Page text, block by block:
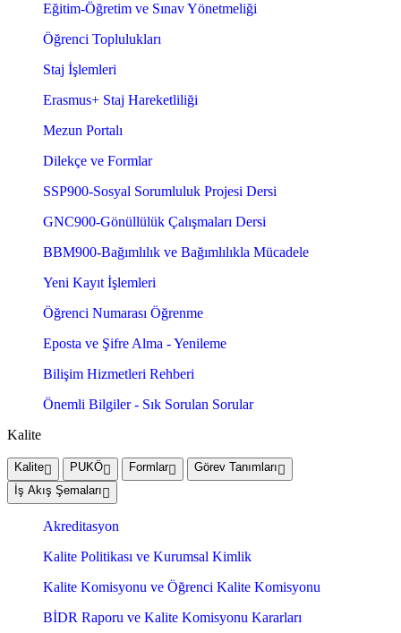
Eğitim-Öğretim ve Sınav Yönetmeliği
Öğrenci Toplulukları
Staj İşlemleri
Erasmus+ Staj Hareketliliği
Mezun Portalı
Dilekçe ve Formlar
SSP900-Sosyal Sorumluluk Projesi Dersi
GNC900-Gönüllülük Çalışmaları Dersi
BBM900-Bağımlılık ve Bağımlılıkla Mücadele
Yeni Kayıt İşlemleri
Öğrenci Numarası Öğrenme
Eposta ve Şifre Alma - Yenileme
Bilişim Hizmetleri Rehberi
Önemli Bilgiler - Sık Sorulan Sorular
Kalite
Kalite PUKÖ Formlar
Görev Tanımları
İş Akış Şemaları
Akreditasyon
Kalite Politikası ve Kurumsal Kimlik
Kalite Komisyonu ve Öğrenci Kalite Komisyonu
BİDR Raporu ve Kalite Komisyonu Kararları